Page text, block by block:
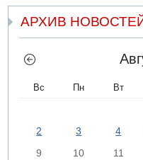
АРХИВ
Вс Пн Вт
2
3 4
9
10 11